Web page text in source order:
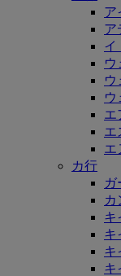
ア
ア
イ
ウ
ウ
ウ
エ
エ
エ
カ行
カ
キ
キ
キ
キ